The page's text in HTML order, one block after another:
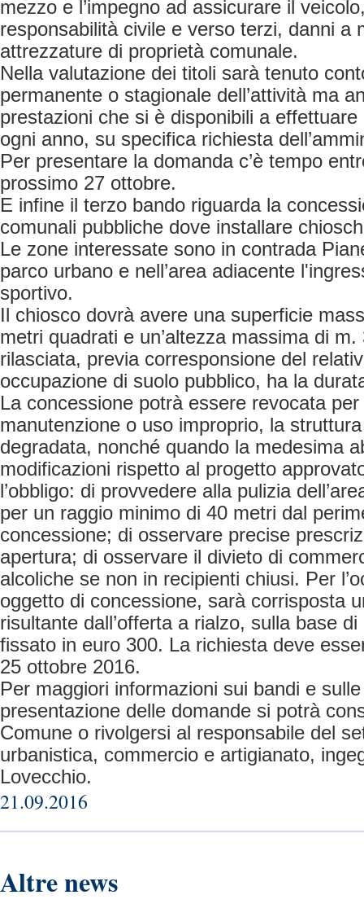
mezzo e l’impegno ad assicurare il
responsabilità civile e verso terzi, danni a
attrezzature di proprietà comunale.
Nella valutazione dei titoli sarà tenuto
permanente o stagionale dell’attività ma
prestazioni che si è disponibili a
ogni anno, su specifica richiesta
Per presentare la domanda c’è tempo
prossimo 27 ottobre.
E infine il terzo bando riguarda la
comunali pubbliche dove installare
Le zone interessate sono in contrada
parco urbano e nell’area adiacente
sportivo.
Il chiosco dovrà avere una superficie
metri quadrati e un’altezza massima di
rilasciata, previa corresponsione del
occupazione di suolo pubblico, ha la
La concessione potrà essere revocata
manutenzione o uso improprio, la
degradata, nonché quando la medesima
modificazioni rispetto al progetto
l’obbligo: di provvedere alla pulizia
per un raggio minimo di 40 metri dal
concessione; di osservare precise
apertura; di osservare il divieto di
alcoliche se non in recipienti chiusi. Per
oggetto di concessione, sarà corrisposta
risultante dall’offerta a rialzo, sulla base
fissato in euro 300. La richiesta deve
25 ottobre 2016.
Per maggiori informazioni sui bandi e
presentazione delle domande si potrà
Comune o rivolgersi al responsabile del
urbanistica, commercio e artigianato,
Lovecchio.
21.09.2016
Altre news